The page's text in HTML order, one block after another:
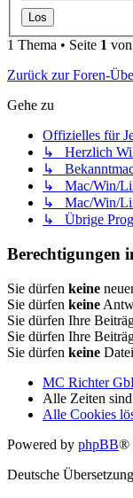
1 Thema • Seite 1 von
Zurück zur Foren-
Gehe zu
Offizielles für
↳ Herzlich
↳
↳ Mac/Win/
↳ Mac/Win/
↳ Übrige
Berechtigungen
Sie dürfen keine
Sie dürfen keine
Sie dürfen Ihre
Sie dürfen Ihre
Sie dürfen keine
MC Richter
Alle Zeiten sind
Alle Cookies
Powered by phpBB®
Deutsche